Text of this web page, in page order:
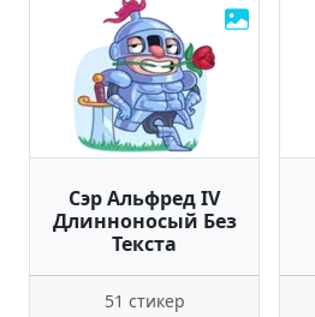
Сэр Альфред IV
Длинноносый Без
Текста
51 стикер